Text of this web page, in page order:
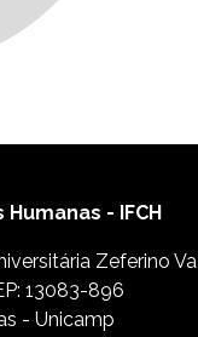
- IFCH
Zeferino
13083-896
- Unicamp